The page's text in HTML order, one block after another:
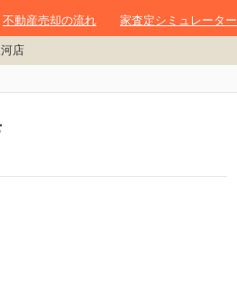
不動産売却の流れ 家査定シミュレーター
店